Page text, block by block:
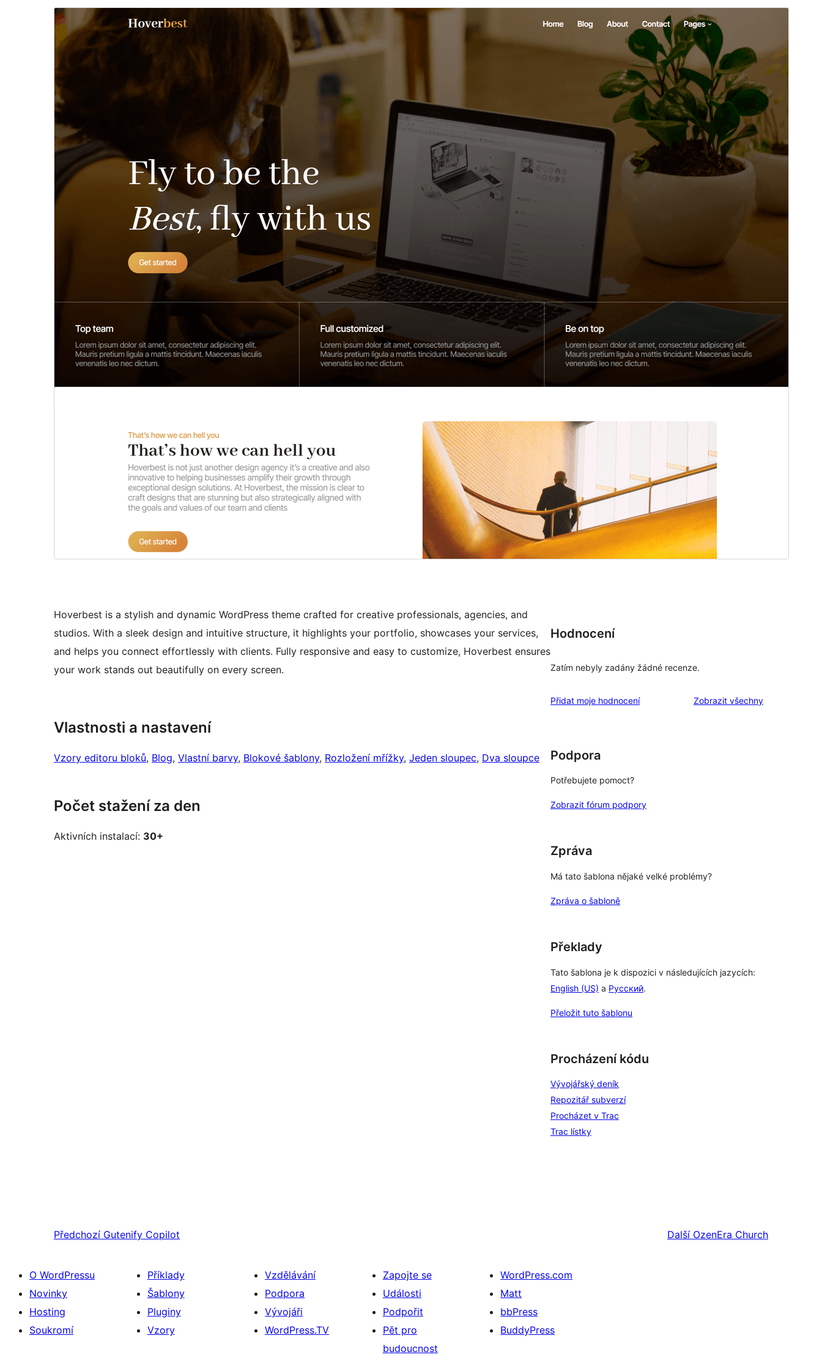
Poslední aktualizace
1. 3. 2026
Aktivní instalace
30+
Verze WordPressu
6.8
Domovská stránka šablony
Hoverbest is a stylish and dynamic WordPress theme crafted for creative professionals, agencies, and
studios. With a sleek design and intuitive structure, it highlights your portfolio, showcases your services,
and helps you connect effortlessly with clients. Fully responsive and easy to customize, Hoverbest ensures
your work stands out beautifully on every screen.
Vlastnosti a nastavení
Vzory editoru bloků, Blog, Vlastní barvy, Blokové šablony, Rozložení mřížky, Jeden sloupec, Dva sloupce
Počet stažení za den
Aktivních instalací: 30+
Hodnocení
Zatím nebyly zadány žádné recenze.
Přidat moje hodnocení Zobrazit všechnyrecenze
Podpora
Potřebujete pomoct?
Zobrazit fórum podpory
Zpráva
Má tato šablona nějaké velké problémy?
Zpráva o šabloně
Překlady
Tato šablona je k dispozici v následujících jazycích:
English (US) a Русский.
Přeložit tuto šablonu
Procházení kódu
Vývojářský deník
Repozitář subverzí
Procházet v Trac
Trac lístky
Předchozí Gutenify Copilot Další OzenEra Church
O WordPressu
Novinky
Hosting
Soukromí
Příklady
Šablony
Pluginy
Vzory
Vzdělávání
Podpora
Vývojáři
WordPress.TV
Zapojte se
Události
Podpořit
Pět pro
budoucnost
WordPress.com
Matt
bbPress
BuddyPress